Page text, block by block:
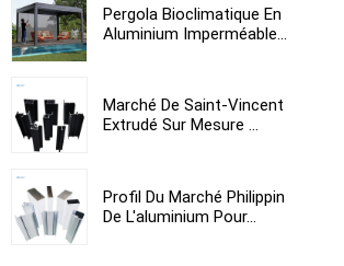
Pergola Bioclimatique En
Aluminium Imperméable...
Marché De Saint-Vincent
Extrudé Sur Mesure ...
Profil Du Marché Philippin
De L'aluminium Pour...